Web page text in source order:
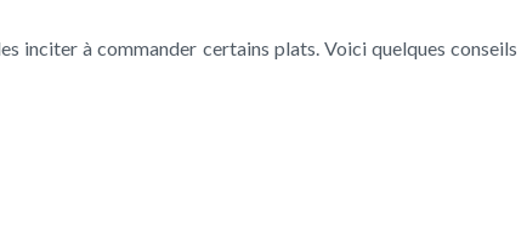
inciter à commander certains plats. Voici quelques conseils